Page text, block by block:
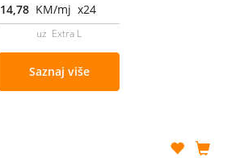
14,78 KM/mj x24
uz Extra L
Saznaj više